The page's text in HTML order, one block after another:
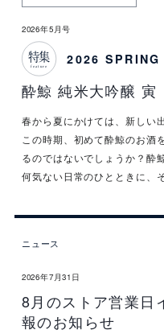
2026年5月号
特集
feature
2026
酔鯨 純米大吟醸 寅
春から夏にかけては、新しい
この時期、初めて酔鯨のお酒
るのではないでしょうか？酔
何気ない日常のひとときに、
ニュース
2026年7月31日
8月のストア営業日
報のお知ら